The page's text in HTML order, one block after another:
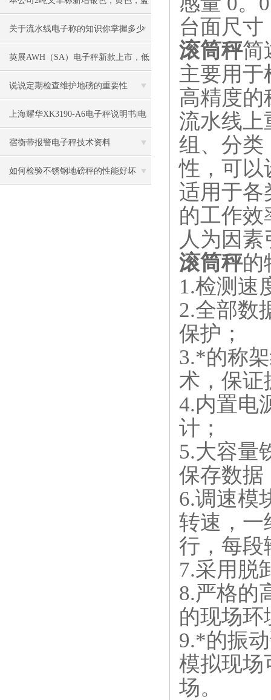
色，黑色可选
关于流水线电子称的知识你掌握多少
英展AWH（SA）电子秤新款上市，低
价冲市场
说说定期检查维护地磅的重要性
上海耀华XK3190-A6电子秤说明书|电
子秤|电子叉车称|磅秤
宿衡带报警电子秤技术资料
如何检验不锈钢地磅秤的性能好坏
台面尺寸
滚筒秤简
主要用于
高精度的
流水线上
组、分类
性，可以
适用于各
的工作
人为因
滚筒秤的
1.检测速
2.全部数
保护；
3.*的称
术，保证
4.内置电
计；
5.大容量
保存数据
6.调速模
转速，一
行，每
7.采用脱
8.严格的
的现场环
9.*的振
模拟现场
场。